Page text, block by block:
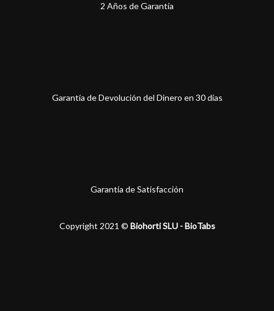
2 Años de Garantía
Garantía de Devolución del Dinero en 30 días
Garantía de Satisfacción
Copyright 2021 © Biohorti SLU - BioTabs